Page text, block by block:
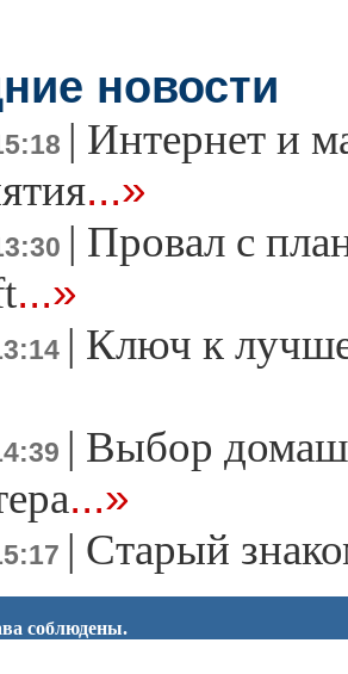
новости
| Интернет и
...»
| Провал с
...»
| Ключ к
| Выбор
...»
| Старый
соблюдены.